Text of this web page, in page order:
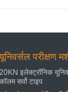
परीक्षण
20KN इलेक्ट्रॉनिक
कॉलम सर्वो टाइप